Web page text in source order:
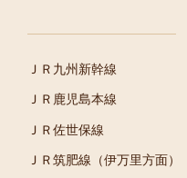
ＪＲ九州新幹線
ＪＲ鹿児島本線
ＪＲ佐世保線
ＪＲ筑肥線（伊万里方面）